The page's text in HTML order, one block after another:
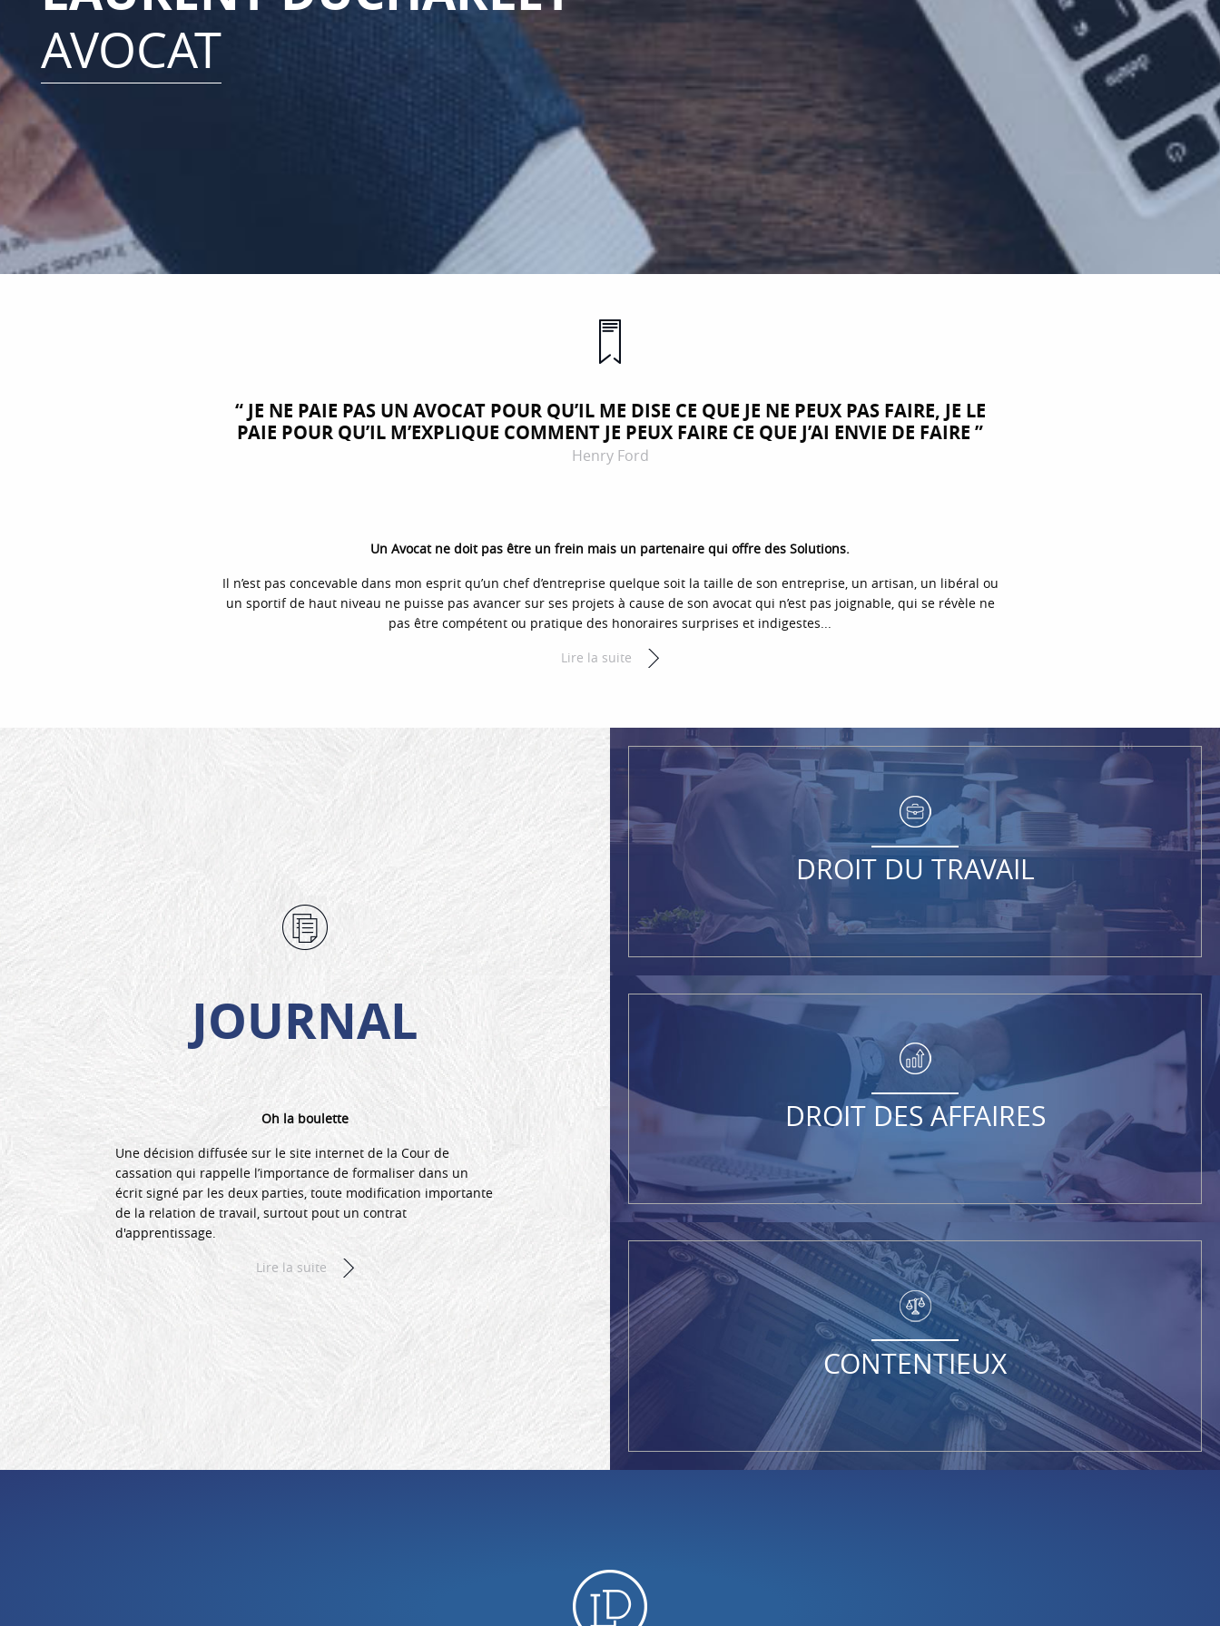
AVOCAT
“ JE NE PAIE PAS UN AVOCAT POUR QU’IL ME DISE CE QUE JE NE PEUX PAS FAIRE, JE LE
PAIE POUR QU’IL M’EXPLIQUE COMMENT JE PEUX FAIRE CE QUE J’AI ENVIE DE FAIRE ”
Henry Ford
Un Avocat ne doit pas être un frein mais un partenaire qui offre des Solutions.
Il n’est pas concevable dans mon esprit qu’un chef d’entreprise quelque soit la taille de son entreprise, un artisan, un libéral ou
un sportif de haut niveau ne puisse pas avancer sur ses projets à cause de son avocat qui n’est pas joignable, qui se révèle ne
pas être compétent ou pratique des honoraires surprises et indigestes...
Lire la suite
JOURNAL
Oh la boulette
Une décision diffusée sur le site internet de la Cour de
cassation qui rappelle l’importance de formaliser dans un
écrit signé par les deux parties, toute modification importante
de la relation de travail, surtout pout un contrat
d'apprentissage.
Lire la suite
DROIT DU TRAVAIL
DROIT DES AFFAIRES
CONTENTIEUX